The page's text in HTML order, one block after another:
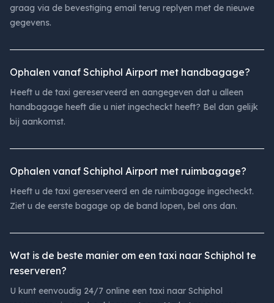
graag via de bevestiging email terug replyen met de nieuwe
gegevens.
Ophalen vanaf Schiphol Airport met handbagage?
Heeft u de taxi gereserveerd en aangegeven dat u alleen
handbagage heeft die u niet ingecheckt heeft? Bel dan gelijk
bij aankomst.
Ophalen vanaf Schiphol Airport met ruimbagage?
Heeft u de taxi gereserveerd en de ruimbagage ingecheckt.
Ziet u de eerste bagage op de band lopen, bel ons dan.
Wat is de beste manier om een taxi naar Schiphol te
reserveren?
U kunt eenvoudig 24/7 online een taxi naar Schiphol